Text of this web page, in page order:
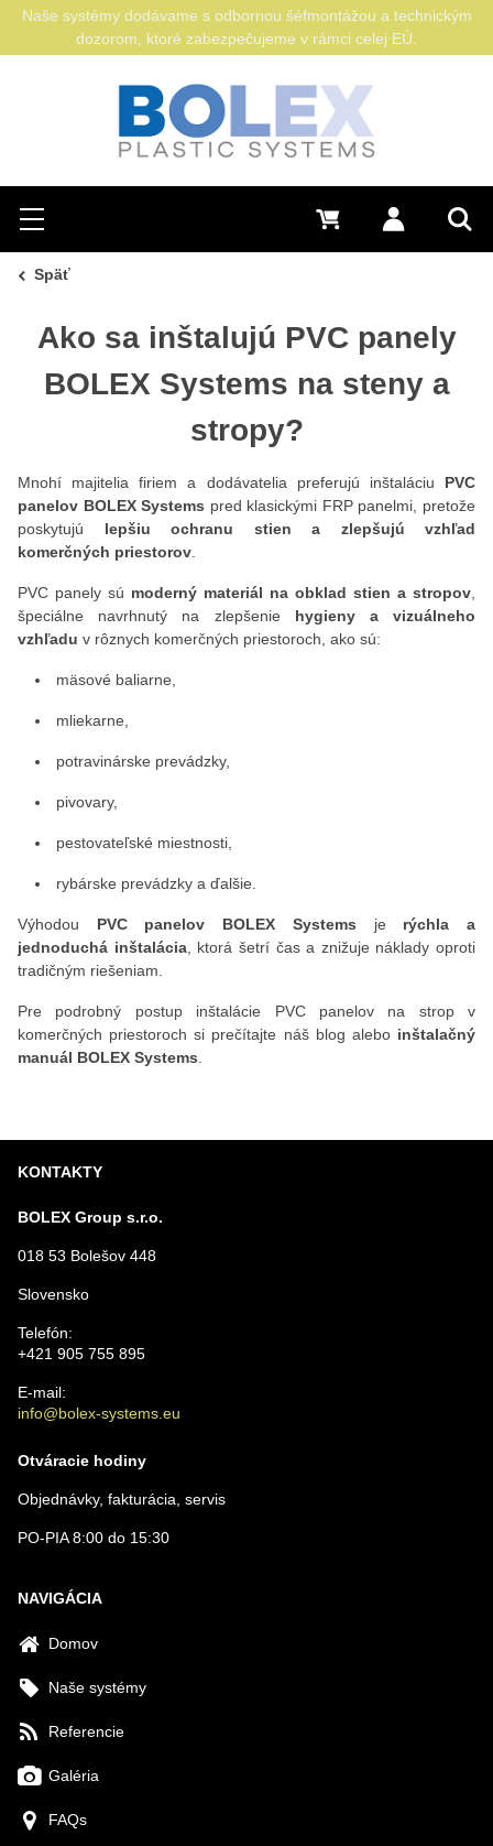
Hľadať
Menu Prihlásiť sa
0 €
Naše systémy dodávame s odbornou šéfmontážou a technickým
dozorom, ktoré zabezpečujeme v rámci celej EÚ.
Späť
Ako sa inštalujú PVC panely
BOLEX Systems na steny a
stropy?
Mnohí majitelia firiem a dodávatelia preferujú inštaláciu PVC
panelov BOLEX Systems pred klasickými FRP panelmi, pretože
poskytujú lepšiu ochranu stien a zlepšujú vzhľad
komerčných priestorov
PVC panely sú moderný materiál na obklad stien a stropov
špeciálne navrhnutý na zlepšenie hygieny a vizuálneho
vzhľadu v rôznych komerčných priestoroch, ako sú:
mäsové baliarne,
mliekarne,
potravinárske prevádzky,
pivovary,
pestovateľské miestnosti,
rybárske prevádzky a ďalšie.
Výhodou PVC panelov BOLEX Systems je rýchla a
jednoduchá inštalácia, ktorá šetrí čas a znižuje náklady oproti
tradičným riešeniam.
Pre podrobný postup inštalácie PVC panelov na strop v
komerčných priestoroch si prečítajte náš blog alebo inštalačný
manuál BOLEX Systems
KONTAKTY
BOLEX Group s.r.o.
018 53 Bolešov 448
Slovensko
Telefón:
+421 905 755 895
E-mail:
info@bolex-systems.eu
Otváracie hodiny
Objednávky, fakturácia, servis
PO-PIA 8:00 do 15:30
NAVIGÁCIA
Domov
Naše systémy
Referencie
Galéria
FAQs